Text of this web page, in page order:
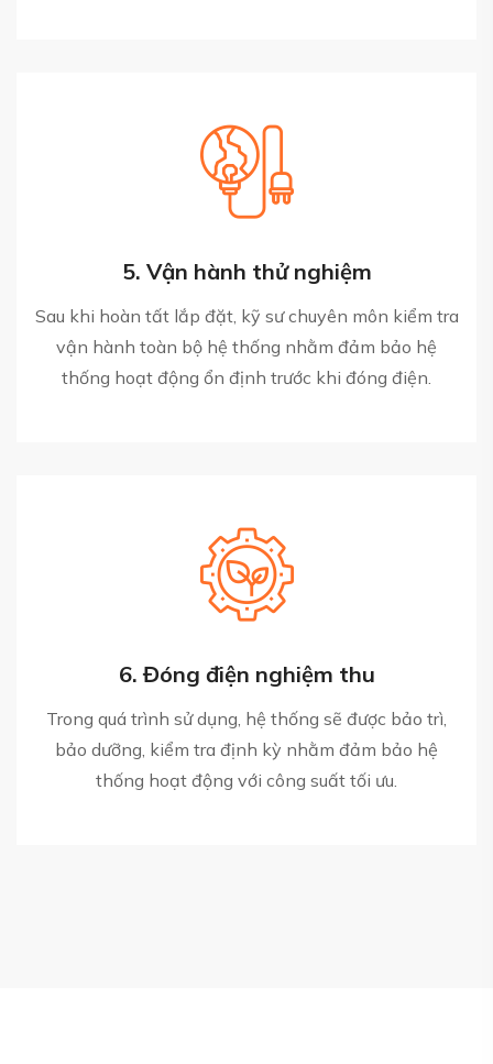
5. Vận hành thử nghiệm
Sau khi hoàn tất lắp đặt, kỹ sư chuyên môn kiểm tra
vận hành toàn bộ hệ thống nhằm đảm bảo hệ
thống hoạt động ổn định trước khi đóng điện.
6. Đóng điện nghiệm thu
Trong quá trình sử dụng, hệ thống sẽ được bảo trì,
bảo dưỡng, kiểm tra định kỳ nhằm đảm bảo hệ
thống hoạt động với công suất tối ưu.